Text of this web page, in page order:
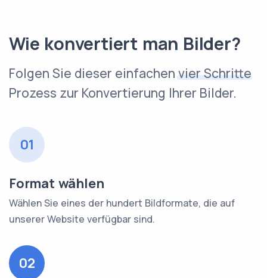
Wie konvertiert man Bilder?
Folgen Sie dieser einfachenvier Schritte
Prozess zur Konvertierung Ihrer Bilder.
01
Format wählen
Wählen Sie eines der hundert Bildformate, die auf
unserer Website verfügbar sind.
02